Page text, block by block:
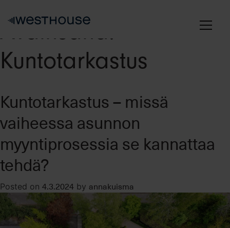
Avainsana:
Kuntotarkastus
Kuntotarkastus – missä
vaiheessa asunnon
myyntiprosessia se kannattaa
tehdä?
Posted on 4.3.2024 by annakuisma